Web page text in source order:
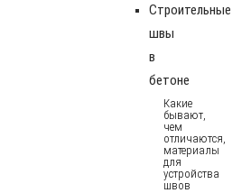
Строительные
швы
в
бетоне
Какие
бывают,
чем
отличаются,
материалы
для
устройства
швов